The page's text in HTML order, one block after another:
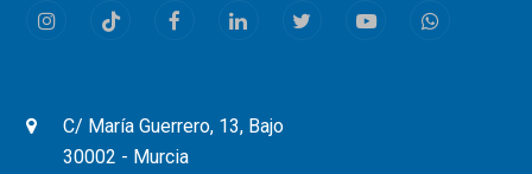
InstagramTiktok FacebookLinkedInTwitterYoutubeWhatsapp
C/ María Guerrero, 13, Bajo
30002 - Murcia